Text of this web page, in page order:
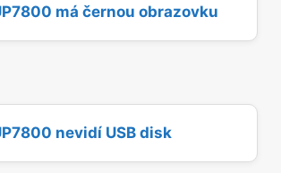
má černou obrazovku
nevidí USB disk